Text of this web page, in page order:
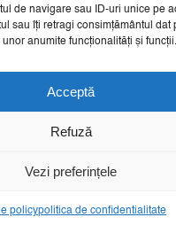
de navigare sau ID-uri unice pe
sau îți retragi consimțământul dat
anumite funcționalități și funcții.
Acceptă
Refuză
Vezi preferințele
policypolitica de confidentialitate
© esensis commerce 2026